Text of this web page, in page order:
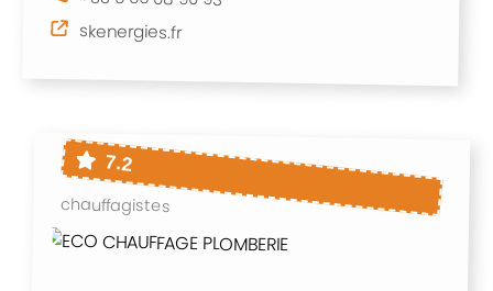
skenergies.fr
7.2
chauffagistes